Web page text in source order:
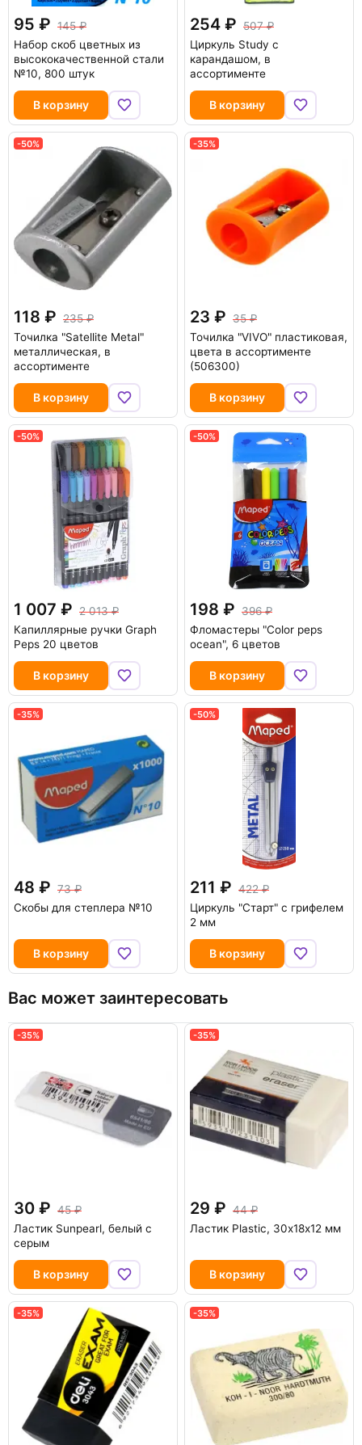
95
145
Набор скоб цветных из
высококачественной стали
№10, 800 штук
В корзину
254
507
Циркуль Study с
карандашом, в
ассортименте
В корзину
-50%
118
235
Точилка "Satellite Metal"
металлическая, в
ассортименте
В корзину
-35%
23
35
Точилка "VIVO" пластиковая,
цвета в ассортименте
(506300)
В корзину
-50%
1 007
2 013
Капиллярные ручки Graph
Peps 20 цветов
В корзину
-50%
198
396
Фломастеры "Color peps
ocean", 6 цветов
В корзину
-35%
48
73
Скобы для степлера №10
В корзину
-50%
211
422
Циркуль "Старт" с грифелем
2 мм
В корзину
Вас может заинтересовать
-35%
30
45
Ластик Sunpearl, белый с
серым
В корзину
-35%
29
44
Ластик Plastic, 30х18х12 мм
В корзину
-35% -35%